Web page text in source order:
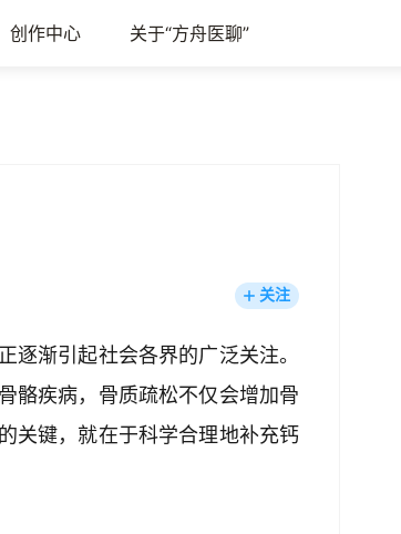
创作中心 关于“方舟医聊”
关注
渐引起社会各界的广泛关注。
骼疾病，骨质疏松不仅会增加骨
关键，就在于科学合理地补充钙